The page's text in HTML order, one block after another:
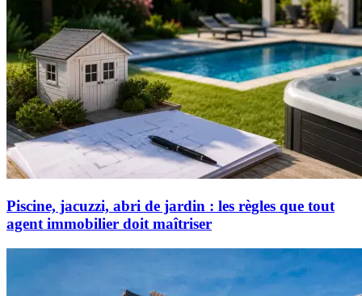
Piscine, jacuzzi, abri de jardin : les règles que tout
agent immobilier doit maîtriser